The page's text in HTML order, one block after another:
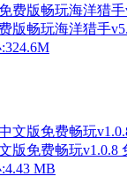
版畅玩海洋猎手
版免费畅玩v1.0.8
MB